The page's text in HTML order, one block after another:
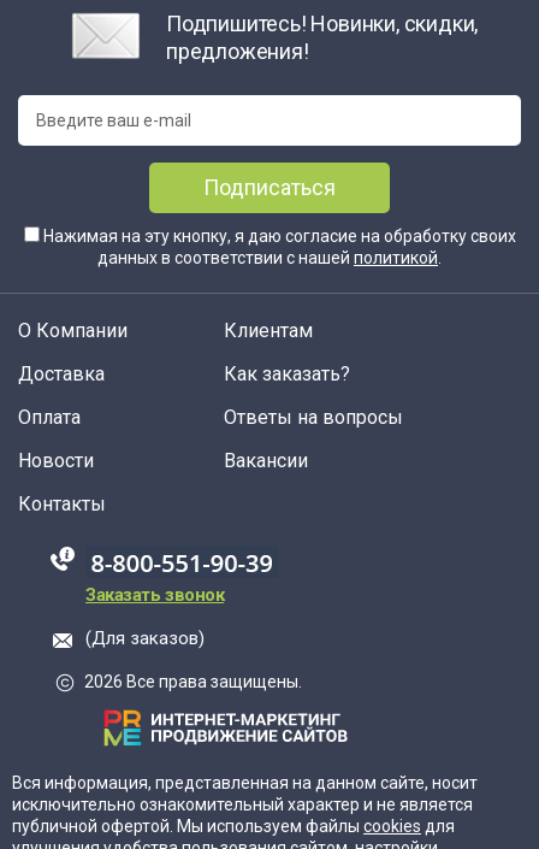
Подпишитесь! Новинки, скидки,
предложения!
Подписаться
Нажимая на эту кнопку, я даю согласие на обработку своих
данных в соответствии с нашей политикой
О Компании
Доставка
Оплата
Новости
Клиентам
Как заказать?
Ответы на вопросы
Вакансии
Контакты
88005555550
Заказать звонок
(Для заказов)
2026 Все права защищены.
Вся информация, представленная на данном сайте, носит
исключительно ознакомительный характер и не является
публичной офертой. Мы используем файлы cookies для